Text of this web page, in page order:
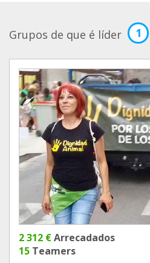
Grupos de que é líder 1
2 312 €Arrecadados
15 Teamers